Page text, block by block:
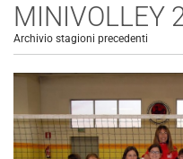
MINIVOLLEY
Archivio stagioni precedenti